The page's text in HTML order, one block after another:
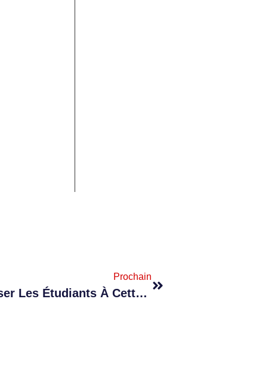
Prochain
Sciences : Sukon Espère Intéresser Les Étudiants À Cette Filière